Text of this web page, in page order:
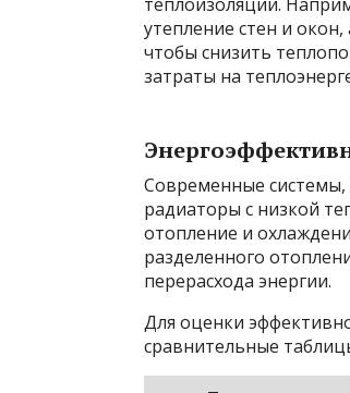
утепление стен и
чтобы снизить
затраты на
Современные
радиаторы с низкой
отопление и
разделенного
перерасхода энергии.
Для оценки
сравнительные